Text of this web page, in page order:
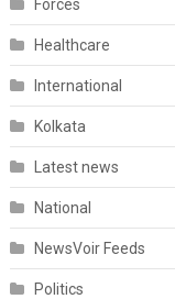
Forces
Healthcare
International
Kolkata
Latest news
National
NewsVoir Feeds
Politics